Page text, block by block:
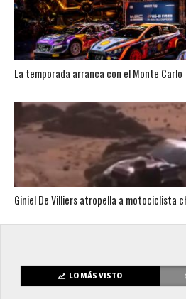
La temporada arranca con el Monte Carlo
Giniel De Villiers atropella a motociclista
LO MÁS VISTO